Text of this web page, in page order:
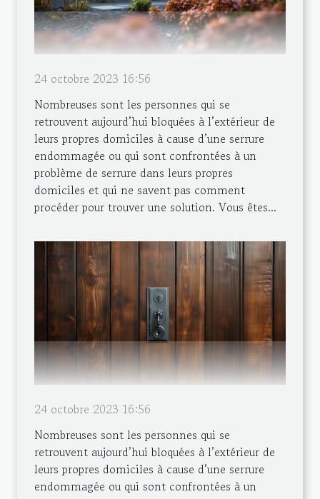
24 octobre 2023 16:56
Nombreuses sont les personnes qui se
retrouvent aujourd’hui bloquées à l’extérieur de
leurs propres domiciles à cause d’une serrure
endommagée ou qui sont confrontées à un
problème de serrure dans leurs propres
domiciles et qui ne savent pas comment
procéder pour trouver une solution. Vous êtes...
24 octobre 2023 16:56
Nombreuses sont les personnes qui se
retrouvent aujourd’hui bloquées à l’extérieur de
leurs propres domiciles à cause d’une serrure
endommagée ou qui sont confrontées à un